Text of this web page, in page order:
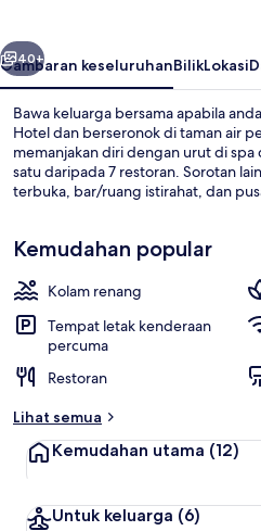
Seterusnya
40+
Gambaran keseluruhanBilikLokasi
Bawa keluarga bersama apabila
Hotel dan berseronok di taman air
memanjakan diri dengan urut di spa
satu daripada 7 restoran. Sorotan
terbuka, bar/ruang istirahat, dan
Kemudahan popular
Kolam renang
Tempat letak kenderaan
percuma
Restoran
Lihat semua
Kemudahan utama (12)
Untuk keluarga (6)